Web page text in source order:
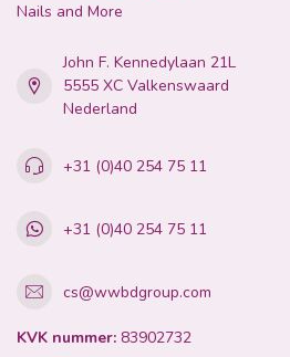
Nails and More
John F. Kennedylaan 21L
5555 XC Valkenswaard
Nederland
+31 (0)40 254 75 11
+31 (0)40 254 75 11
cs@wwbdgroup.com
KVK nummer: 83902732